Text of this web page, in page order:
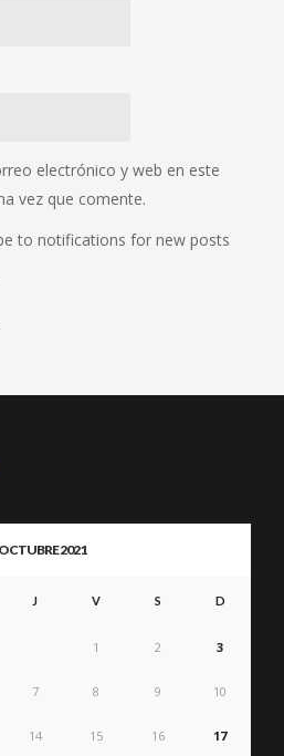
electrónico y web en este
vez que comente.
to notifications for new posts
OCTUBRE 2021
J V S D
1 2 3
7 8 9 10
14 15 16 17